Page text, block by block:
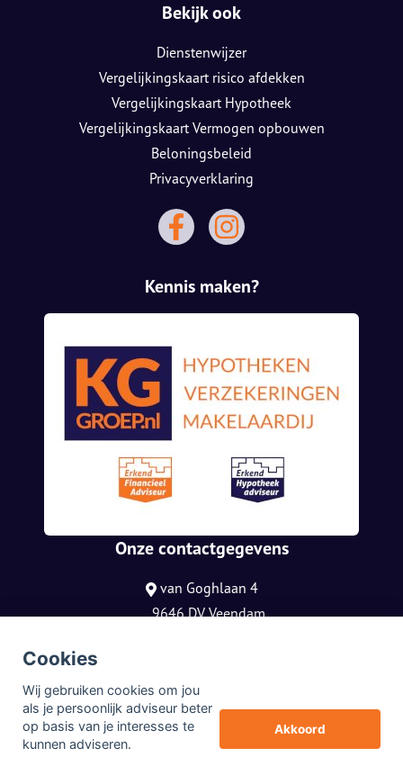
Cookies
Wij gebruiken cookies om jou
als je persoonlijk adviseur beter
op basis van je interesses te
kunnen adviseren.
Akkoord
Bekijk ook
Dienstenwijzer
Vergelijkingskaart risico afdekken
Vergelijkingskaart Hypotheek
Vergelijkingskaart Vermogen opbouwen
Beloningsbeleid
Privacyverklaring
Kennis maken?
Onze contactgegevens
van Goghlaan 4
9646 DV Veendam
© CopyrightAssupport BV2026
Sitemap